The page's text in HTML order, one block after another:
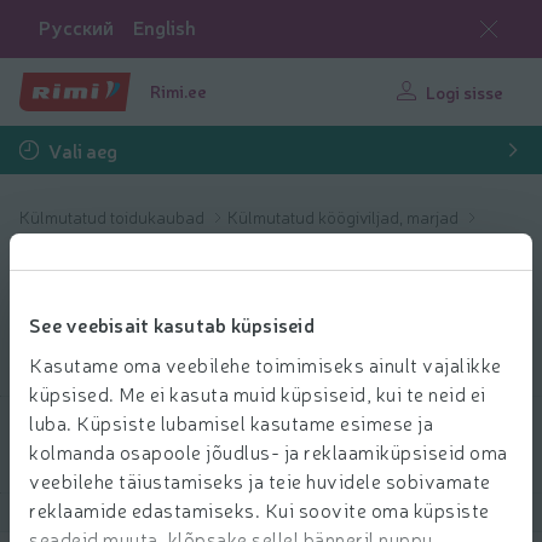
See veebisait kasutab küpsiseid
Kasutame oma veebilehe toimimiseks ainult vajalikke
küpsised. Me ei kasuta muid küpsiseid, kui te neid ei
luba. Küpsiste lubamisel kasutame esimese ja
kolmanda osapoole jõudlus- ja reklaamiküpsiseid oma
veebilehe täiustamiseks ja teie huvidele sobivamate
reklaamide edastamiseks. Kui soovite oma küpsiste
Русский English
Rimi.ee Logi sisse
Vali aeg
Külmutatud toidukaubad
Külmutatud köögiviljad, marjad
Külmutatud köögiviljad
Külmutatud
köögiviljad
Filtreeri tooteid
Näita tooteid 20 Sorteeri